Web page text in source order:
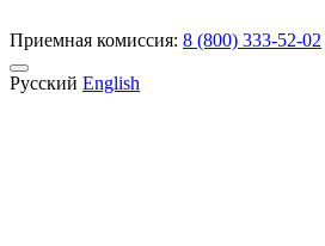
Приемная комиссия: 8 (800) 333-52-02
Русский English